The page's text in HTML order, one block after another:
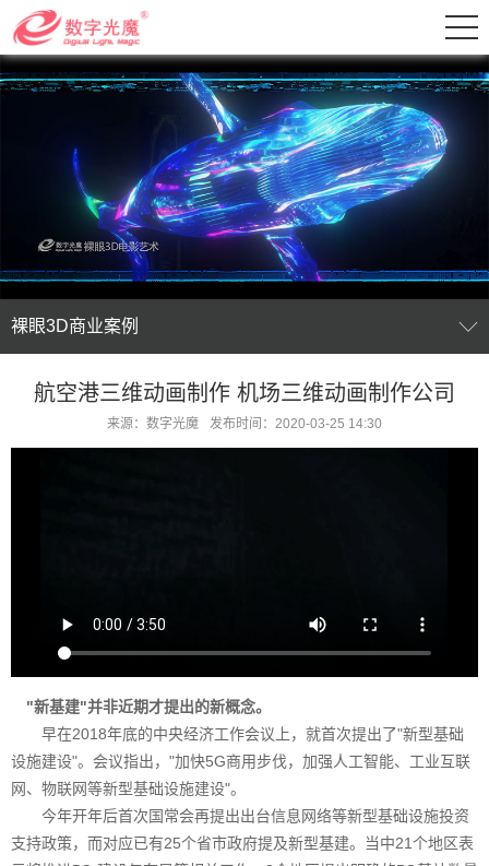
裸眼3D商业案例
航空港三维动画制作 机场三维动画制作公司
来源：数字光魔 发布时间：2020-03-25 14:30
"新基建"并非近期才提出的新概念。
早在2018年底的中央经济工作会议上，就首次提出了"新型基础
设施建设"。会议指出，"加快5G商用步伐，加强人工智能、工业互联
网、物联网等新型基础设施建设"。
今年开年后首次国常会再提出出台信息网络等新型基础设施投资
支持政策，而对应已有25个省市政府提及新型基建。当中21个地区表